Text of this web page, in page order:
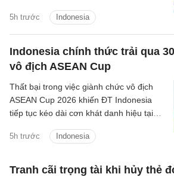
5h trước Indonesia
loại ngay từ vòng bảng.
Indonesia chính thức trải qua
vô địch ASEAN Cup
5h trước Indonesia
Thất bại trong việc giành chức vô địch
ASEAN Cup 2026 khiến ĐT Indonesia
tiếp tục kéo dài cơn khát danh hiệu tại
kể từ lần đầu tiên giải được tổ chức.
Tranh cãi trọng tài khi hủy thẻ